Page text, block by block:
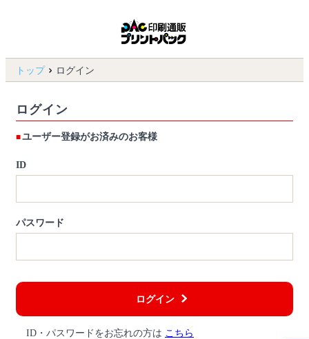
トップ ログイン
ログイン
ユーザー登録がお済みのお客様
ID
パスワード
ログイン
ID・パスワードをお忘れの方は こちら